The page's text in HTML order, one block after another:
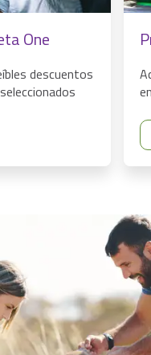
One
descuentos